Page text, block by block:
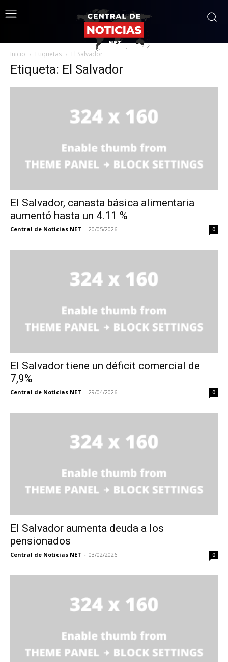
Inicio Etiquetas El Salvador
Etiqueta: El Salvador
El Salvador, canasta básica alimentaria
aumentó hasta un 4.11 %
Central de Noticias NET - 20/05/2026 0
El Salvador tiene un déficit comercial de
7,9%
Central de Noticias NET - 29/04/2026 0
El Salvador aumenta deuda a los
pensionados
Central de Noticias NET - 03/02/2026 0